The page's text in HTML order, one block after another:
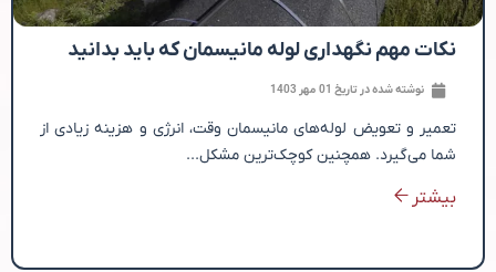
نکات مهم نگهداری لوله مانیسمان که باید بدانید
نوشته شده در تاریخ 01 مهر 1403
تعمیر و تعویض لوله‌های مانیسمان وقت، انرژی و هزینه زیادی از
شما می‌گیرد. همچنین کوچک‌ترین مشکل...
بیشتر